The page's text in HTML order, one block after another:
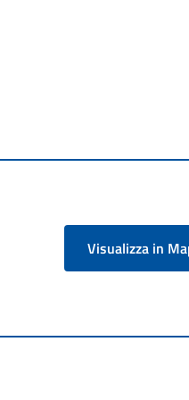
Visualizza in